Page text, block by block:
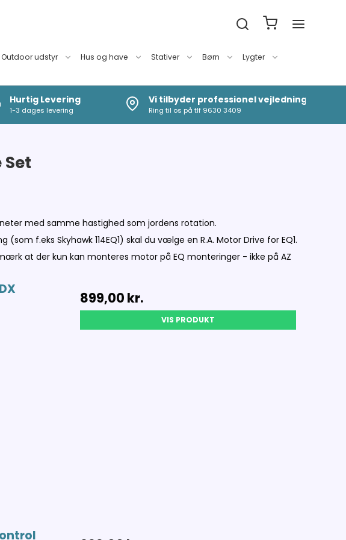
Outdoor udstyr Hus og have Stativer Børn Lygter
Hurtig Levering
1-3 dages levering
Vi tilbyder professionel vejledning
Ring til os på tlf 9630 3409
med samme hastighed som jordens rotation.
f.eks Skyhawk 114EQ1) skal du vælge en R.A. Motor Drive for EQ1.
at der kun kan monteres motor på EQ monteringer - ikke på AZ
899,00 kr.
VIS PRODUKT